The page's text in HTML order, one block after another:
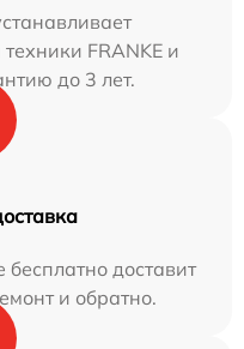
FRANKE и
до 3 лет.
доставит
и обратно.